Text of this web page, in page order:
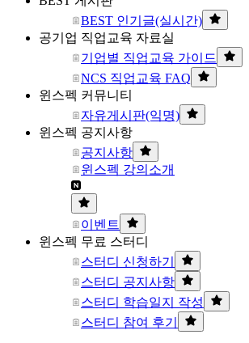
BEST 인기글(실시간)
공기업 직업교육 자료실
기업별 직업교육 가이드
NCS 직업교육 FAQ
윈스펙 커뮤니티
자유게시판(익명)
윈스펙 공지사항
공지사항
윈스펙 강의소개
이벤트
윈스펙 무료 스터디
스터디 신청하기
스터디 공지사항
스터디 학습일지 작성
스터디 참여 후기